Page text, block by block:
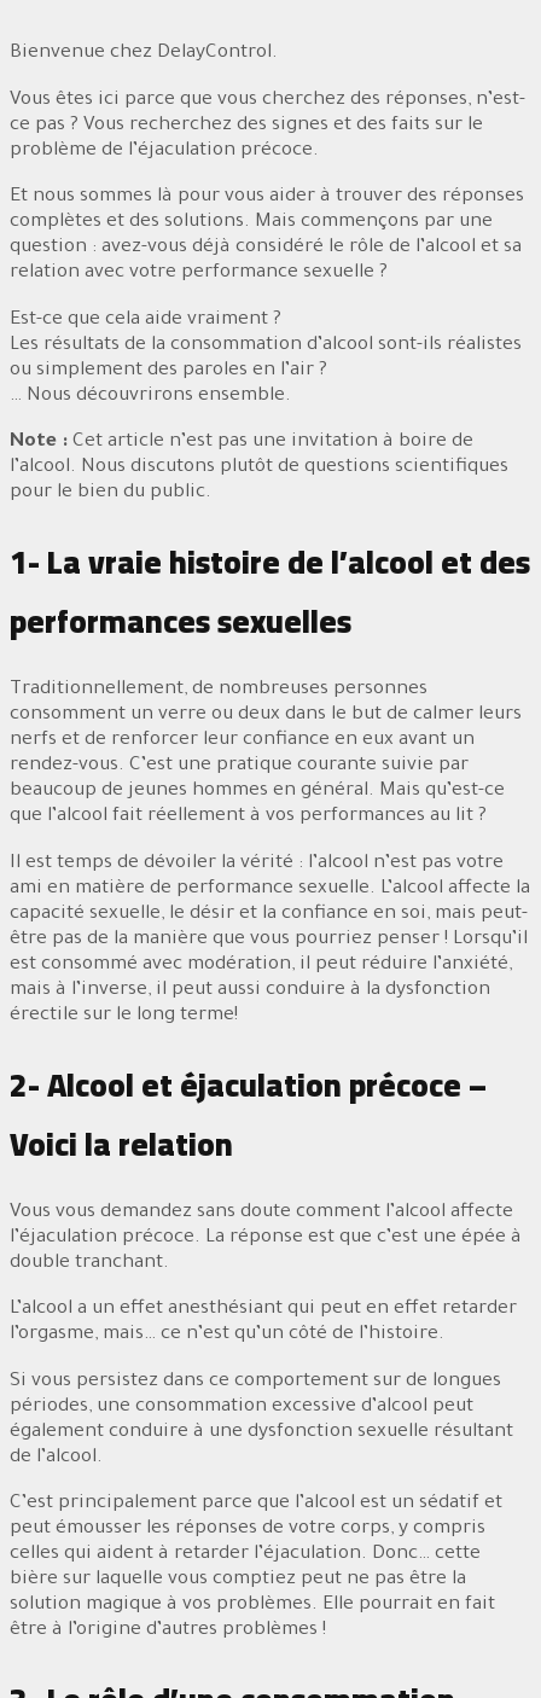
Bienvenue chez DelayControl.
Vous êtes ici parce que vous cherchez des réponses, n’est-
ce pas ? Vous recherchez des signes et des faits sur le
problème de l’éjaculation précoce.
Et nous sommes là pour vous aider à trouver des réponses
complètes et des solutions. Mais commençons par une
question : avez-vous déjà considéré le rôle de l’alcool et sa
relation avec votre performance sexuelle ?
Est-ce que cela aide vraiment ?
Les résultats de la consommation d’alcool sont-ils réalistes
ou simplement des paroles en l’air ?
… Nous découvrirons ensemble.
Note : Cet article n’est pas une invitation à boire de
l’alcool. Nous discutons plutôt de questions scientifiques
pour le bien du public.
1- La vraie histoire de l’alcool et des
performances sexuelles
Traditionnellement, de nombreuses personnes
consomment un verre ou deux dans le but de calmer leurs
nerfs et de renforcer leur confiance en eux avant un
rendez-vous. C’est une pratique courante suivie par
beaucoup de jeunes hommes en général. Mais qu’est-ce
que l’alcool fait réellement à vos performances au lit ?
Il est temps de dévoiler la vérité : l’alcool n’est pas votre
ami en matière de performance sexuelle. L’alcool affecte la
capacité sexuelle, le désir et la confiance en soi, mais peut-
être pas de la manière que vous pourriez penser ! Lorsqu’il
est consommé avec modération, il peut réduire l’anxiété,
mais à l’inverse, il peut aussi conduire à la dysfonction
érectile sur le long terme!
2- Alcool et éjaculation précoce –
Voici la relation
Vous vous demandez sans doute comment l’alcool affecte
l’éjaculation précoce. La réponse est que c’est une épée à
double tranchant.
L’alcool a un effet anesthésiant qui peut en effet retarder
l’orgasme, mais… ce n’est qu’un côté de l’histoire.
Si vous persistez dans ce comportement sur de longues
périodes, une consommation excessive d’alcool peut
également conduire à une dysfonction sexuelle résultant
de l’alcool.
C’est principalement parce que l’alcool est un sédatif et
peut émousser les réponses de votre corps, y compris
celles qui aident à retarder l’éjaculation. Donc… cette
bière sur laquelle vous comptiez peut ne pas être la
solution magique à vos problèmes. Elle pourrait en fait
être à l’origine d’autres problèmes !